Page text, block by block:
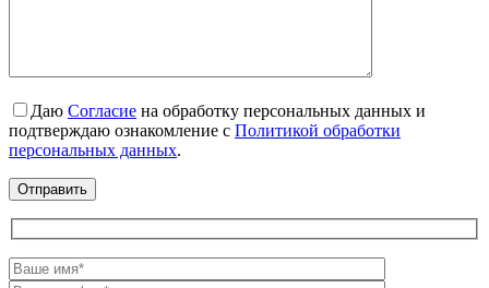
Даю Согласие на обработку персональных данных и
подтверждаю ознакомление с Политикой обработки
персональных данных.